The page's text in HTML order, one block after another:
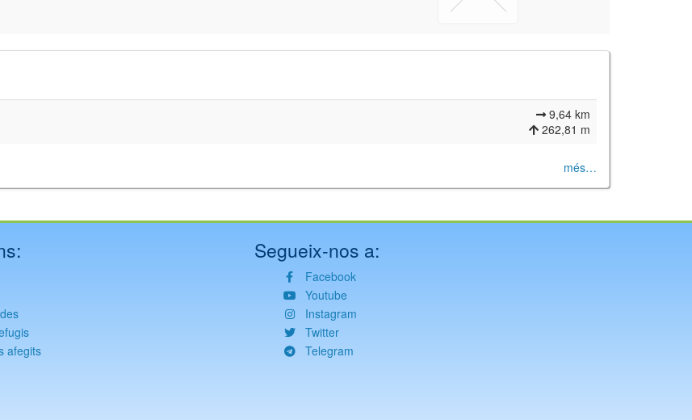
9,64 km
262,81 m
més…
afegits
Segueix-nos a:
Facebook
Youtube
Instagram
Twitter
Telegram